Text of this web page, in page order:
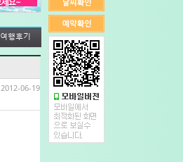
여행후기
2012-06-19